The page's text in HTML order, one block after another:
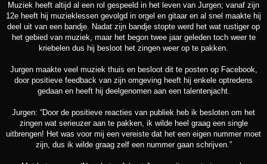
Muziek heeft altijd al een rol gespeeld in het leven van Jurgen; vanaf zijn
12e heeft hij muzieklessen gevolgd in orgel en gitaar en al snel maakte hij
deel uit van een bandje. Nadat zijn bandje stopte werd het wat rustiger op
het gebied van muziek, maar het begon twee jaar geleden toch weer te
kriebelen dus hij besloot het zingen weer op te pakken.
Jurgen maakte veel muziek thuis en besloot dit te posten op Facebook,
door positieve feedback van zijn omgeving heeft hij enkele optredens
gedaan en heeft hij deelgenomen aan een talentenjacht.
Jurgen: “Door de positieve reacties van publiek heb ik besloten om het
zingen wat serieuzer aan te pakken, ik wilde heel graag een single
uitbrengen! Het was voor mij een vereiste dat het een eigen nummer moet
zijn, dus ik wilde graag zelf een nummer gaan schrijven.”